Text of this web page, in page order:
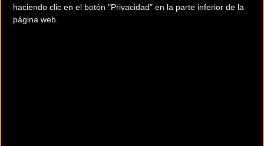
haciendo clic en el botón "Privacidad" en la parte inferior de la
página web.
febrero con la disputa de la 53ª edición del Circuito del
Guadiana. El certamen estará compuesto por un total